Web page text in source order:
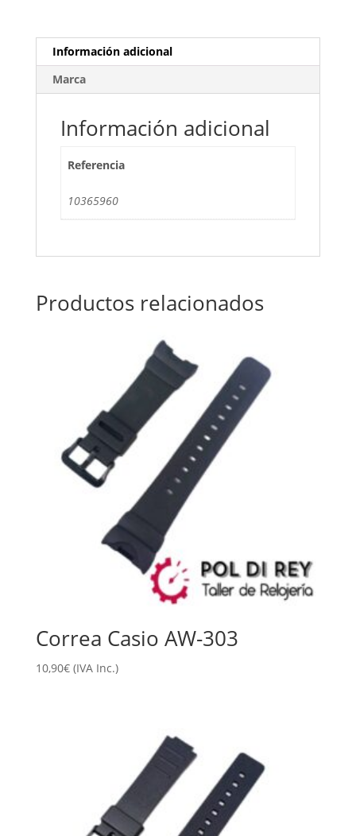
Información adicional
Marca
Información adicional
Referencia
10365960
Productos relacionados
Correa Casio AW-303
10,90€ (IVA Inc.)